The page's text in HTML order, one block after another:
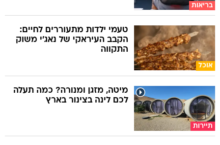
בריאות
אוכל
טעמי ילדות מתעוררים לחיים:
הקבב העיראקי של נאג׳י משוק
התקווה
תיירות
מיטה, מזגן ומנורה? כמה תעלה
לכם לינה בצינור בארץ